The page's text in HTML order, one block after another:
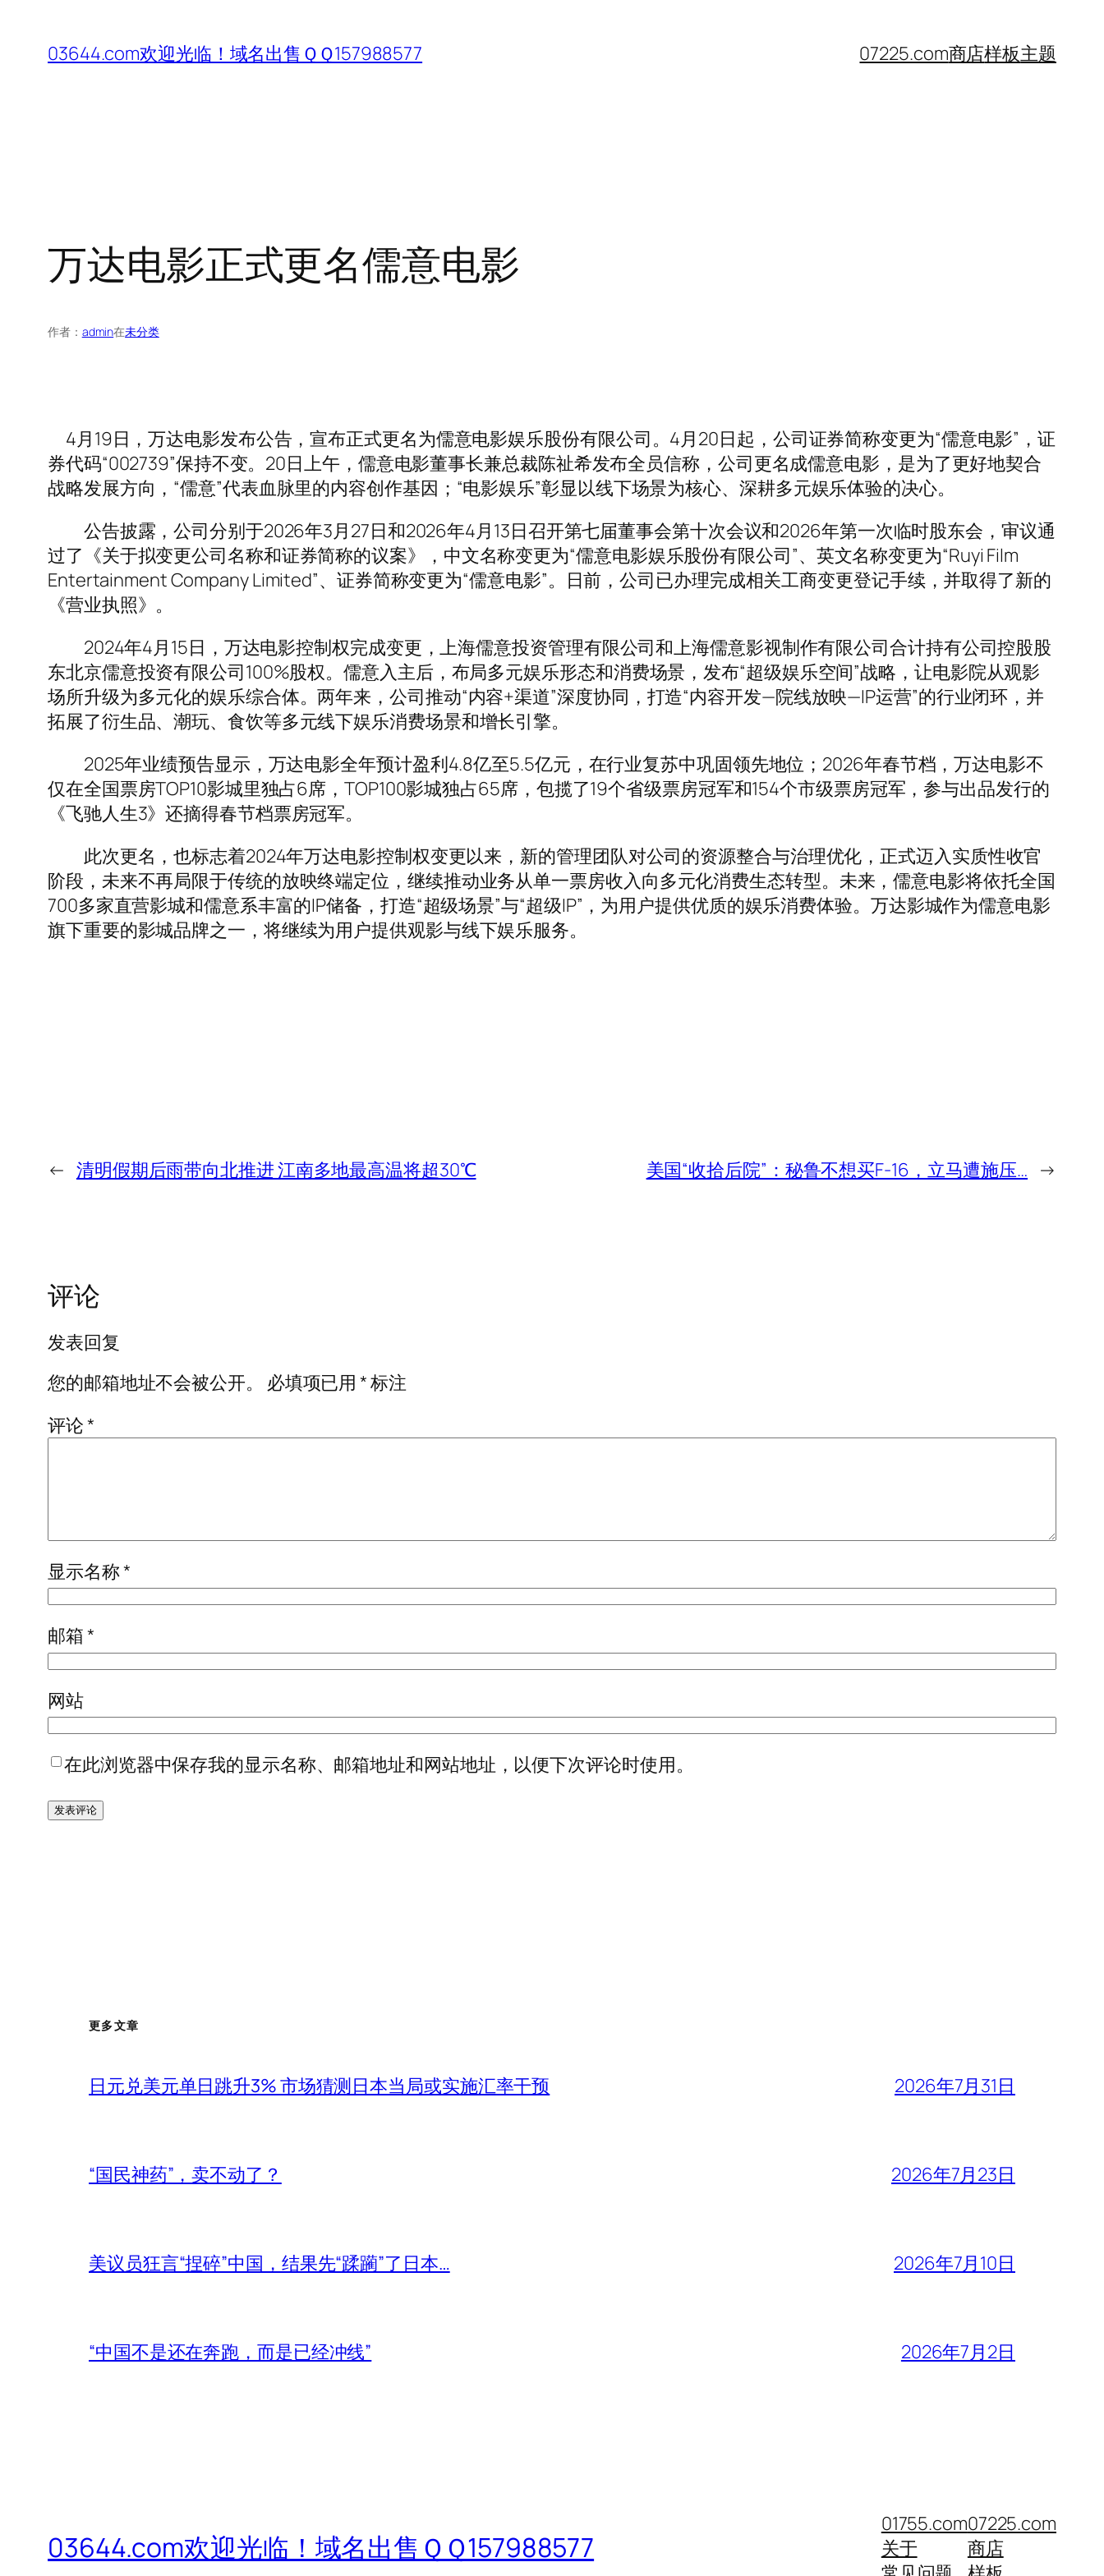
03644.com欢迎光临！域名出售ＱＱ157988577 07225.com商店样板主题
万达电影正式更名儒意电影
作者： admin在未分类
4月19日，万达电影发布公告，宣布正式更名为儒意电影娱乐股份有限公司。4月20日起，公司证券简称变更为“儒意电影”，证
券代码“002739”保持不变。20日上午，儒意电影董事长兼总裁陈祉希发布全员信称，公司更名成儒意电影，是为了更好地契合
战略发展方向，“儒意”代表血脉里的内容创作基因；“电影娱乐”彰显以线下场景为核心、深耕多元娱乐体验的决心。
公告披露，公司分别于2026年3月27日和2026年4月13日召开第七届董事会第十次会议和2026年第一次临时股东会，审议通
过了《关于拟变更公司名称和证券简称的议案》，中文名称变更为“儒意电影娱乐股份有限公司”、英文名称变更为“Ruyi Film
Entertainment Company Limited”、证券简称变更为“儒意电影”。日前，公司已办理完成相关工商变更登记手续，并取得了新的
《营业执照》。
2024年4月15日，万达电影控制权完成变更，上海儒意投资管理有限公司和上海儒意影视制作有限公司合计持有公司控股股
东北京儒意投资有限公司100%股权。儒意入主后，布局多元娱乐形态和消费场景，发布“超级娱乐空间”战略，让电影院从观影
场所升级为多元化的娱乐综合体。两年来，公司推动“内容+渠道”深度协同，打造“内容开发—院线放映—IP运营”的行业闭环，并
拓展了衍生品、潮玩、食饮等多元线下娱乐消费场景和增长引擎。
2025年业绩预告显示，万达电影全年预计盈利4.8亿至5.5亿元，在行业复苏中巩固领先地位；2026年春节档，万达电影不
仅在全国票房TOP10影城里独占6席，TOP100影城独占65席，包揽了19个省级票房冠军和154个市级票房冠军，参与出品发行的
《飞驰人生3》还摘得春节档票房冠军。
此次更名，也标志着2024年万达电影控制权变更以来，新的管理团队对公司的资源整合与治理优化，正式迈入实质性收官
阶段，未来不再局限于传统的放映终端定位，继续推动业务从单一票房收入向多元化消费生态转型。未来，儒意电影将依托全国
700多家直营影城和儒意系丰富的IP储备，打造“超级场景”与“超级IP”，为用户提供优质的娱乐消费体验。万达影城作为儒意电影
旗下重要的影城品牌之一，将继续为用户提供观影与线下娱乐服务。
← 清明假期后雨带向北推进 江南多地最高温将超30℃ 美国“收拾后院”：秘鲁不想买F-16，立马遭施压… →
评论
发表回复
您的邮箱地址不会被公开。
必填项已用*标注
评论*
显示名称*
邮箱*
网站
在此浏览器中保存我的显示名称、邮箱地址和网站地址，以便下次评论时使用。
更多文章
日元兑美元单日跳升3% 市场猜测日本当局或实施汇率干预 2026年7月31日
“国民神药”，卖不动了？ 2026年7月23日
美议员狂言“捏碎”中国，结果先“蹂躏”了日本… 2026年7月10日
“中国不是还在奔跑，而是已经冲线” 2026年7月2日
03644.com欢迎光临！域名出售ＱＱ157988577
01755.com
关于
07225.com
商店